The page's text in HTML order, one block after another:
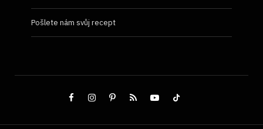
Pošlete nám svůj recept